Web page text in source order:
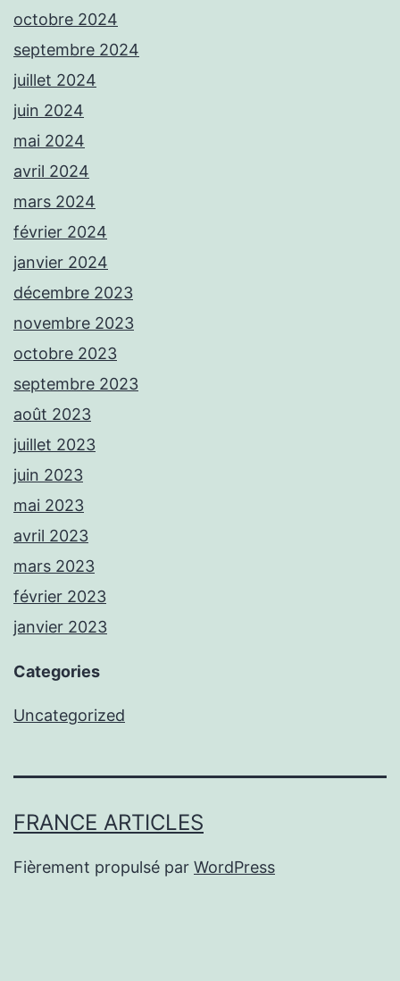
octobre 2024
septembre 2024
juillet 2024
juin 2024
mai 2024
avril 2024
mars 2024
février 2024
janvier 2024
décembre 2023
novembre 2023
octobre 2023
septembre 2023
août 2023
juillet 2023
juin 2023
mai 2023
avril 2023
mars 2023
février 2023
janvier 2023
Categories
Uncategorized
FRANCE ARTICLES
Fièrement propulsé par WordPress